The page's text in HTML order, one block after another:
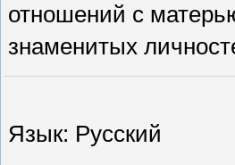
отношений с
знаменитых
Язык: Русский